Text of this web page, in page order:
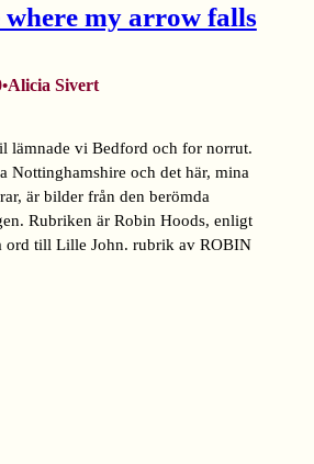
my arrow falls
•Alicia Sivert
lämnade vi Bedford och for norrut.
Nottinghamshire och det här, mina
är bilder från den berömda
Rubriken är Robin Hoods, enligt
ord till Lille John. rubrik av ROBIN